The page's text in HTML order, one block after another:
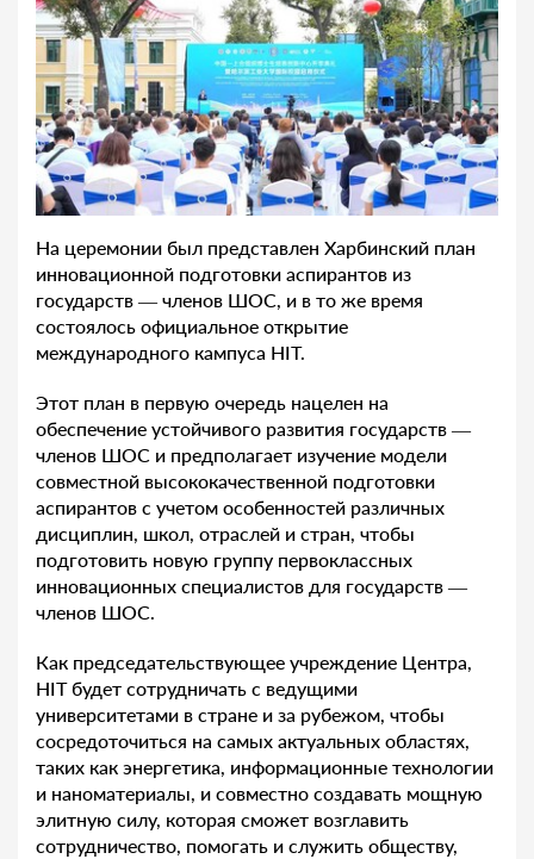
На церемонии был представлен Харбинский план
инновационной подготовки аспирантов из
государств — членов ШОС, и в то же время
состоялось официальное открытие
международного кампуса HIT.
Этот план в первую очередь нацелен на
обеспечение устойчивого развития государств —
членов ШОС и предполагает изучение модели
совместной высококачественной подготовки
аспирантов с учетом особенностей различных
дисциплин, школ, отраслей и стран, чтобы
подготовить новую группу первоклассных
инновационных специалистов для государств —
членов ШОС.
Как председательствующее учреждение Центра,
HIT будет сотрудничать с ведущими
университетами в стране и за рубежом, чтобы
сосредоточиться на самых актуальных областях,
таких как энергетика, информационные технологии
и наноматериалы, и совместно создавать мощную
элитную силу, которая сможет возглавить
сотрудничество, помогать и служить обществу,